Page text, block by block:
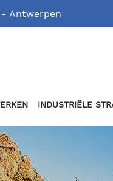
- Antwerpen
INDUSTRIËLE